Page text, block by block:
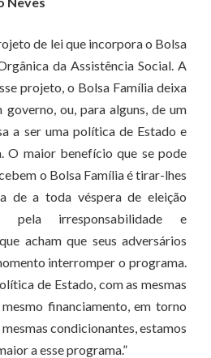
de lei que incorpora o Bolsa
da Assistência Social. A
projeto, o Bolsa Família deixa
ou, para alguns, de um
a ser uma política de Estado e
O maior benefício que se pode
o Bolsa Família é tirar-lhes
de a toda véspera de eleição
pela irresponsabilidade e
acham que seus adversários
interromper o programa.
de Estado, com as mesmas
financiamento, em torno
condicionantes, estamos
a esse programa.”